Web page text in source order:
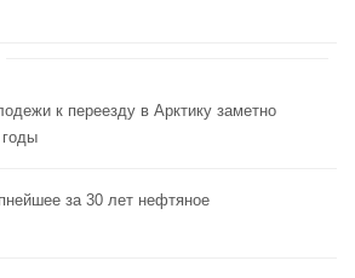
к переезду в Арктику заметно
за 30 лет нефтяное